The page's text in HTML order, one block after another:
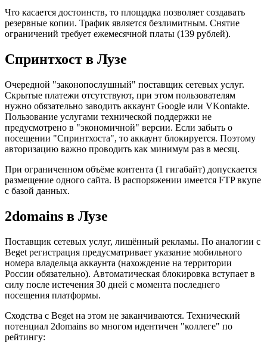
Что касается достоинств, то площадка позволяет создавать
резервные копии. Трафик является безлимитным. Снятие
ограничений требует ежемесячной платы (139 рублей).
Спринтхост в Лузе
Очередной "законопослушный" поставщик сетевых услуг.
Скрытые платежи отсутствуют, при этом пользователям
нужно обязательно заводить аккаунт Google или VKontakte.
Пользование услугами технической поддержки не
предусмотрено в "экономичной" версии. Если забыть о
посещении "Спринтхоста", то аккаунт блокируется. Поэтому
авторизацию важно проводить как минимум раз в месяц.
При ограниченном объёме контента (1 гигабайт) допускается
размещение одного сайта. В распоряжении имеется FTP вкупе
с базой данных.
2domains в Лузе
Поставщик сетевых услуг, лишённый рекламы. По аналогии с
Beget регистрация предусматривает указание мобильного
номера владельца аккаунта (нахождение на территории
России обязательно). Автоматическая блокировка вступает в
силу после истечения 30 дней с момента последнего
посещения платформы.
Сходства с Beget на этом не заканчиваются. Технический
потенциал 2domains во многом идентичен "коллеге" по
рейтингу: